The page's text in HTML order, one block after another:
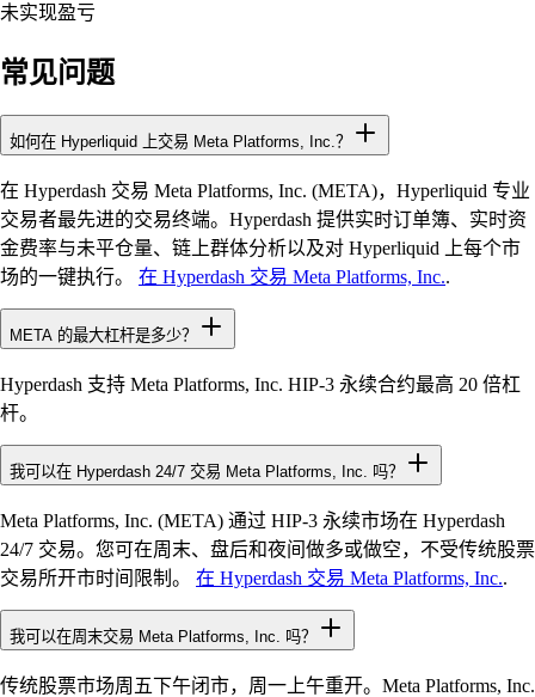
未实现盈亏
常见问题
如何在 Hyperliquid 上交易 Meta Platforms, Inc.？
在 Hyperdash 交易 Meta Platforms, Inc. (META)，Hyperliquid 专业
交易者最先进的交易终端。Hyperdash 提供实时订单簿、实时资
金费率与未平仓量、链上群体分析以及对 Hyperliquid 上每个市
场的一键执行。
在 Hyperdash 交易 Meta Platforms, Inc..
META 的最大杠杆是多少？
Hyperdash 支持 Meta Platforms, Inc. HIP-3 永续合约最高 20 倍杠
杆。
我可以在 Hyperdash 24/7 交易 Meta Platforms, Inc. 吗？
Meta Platforms, Inc. (META) 通过 HIP-3 永续市场在 Hyperdash
24/7 交易。您可在周末、盘后和夜间做多或做空，不受传统股票
交易所开市时间限制。
在 Hyperdash 交易 Meta Platforms, Inc..
我可以在周末交易 Meta Platforms, Inc. 吗？
传统股票市场周五下午闭市，周一上午重开。Meta Platforms, Inc.